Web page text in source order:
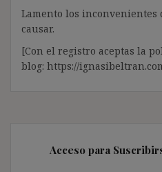
Lamento los inconvenientes
causar.
[Con el registro aceptas la
blog: https://
Acceso para